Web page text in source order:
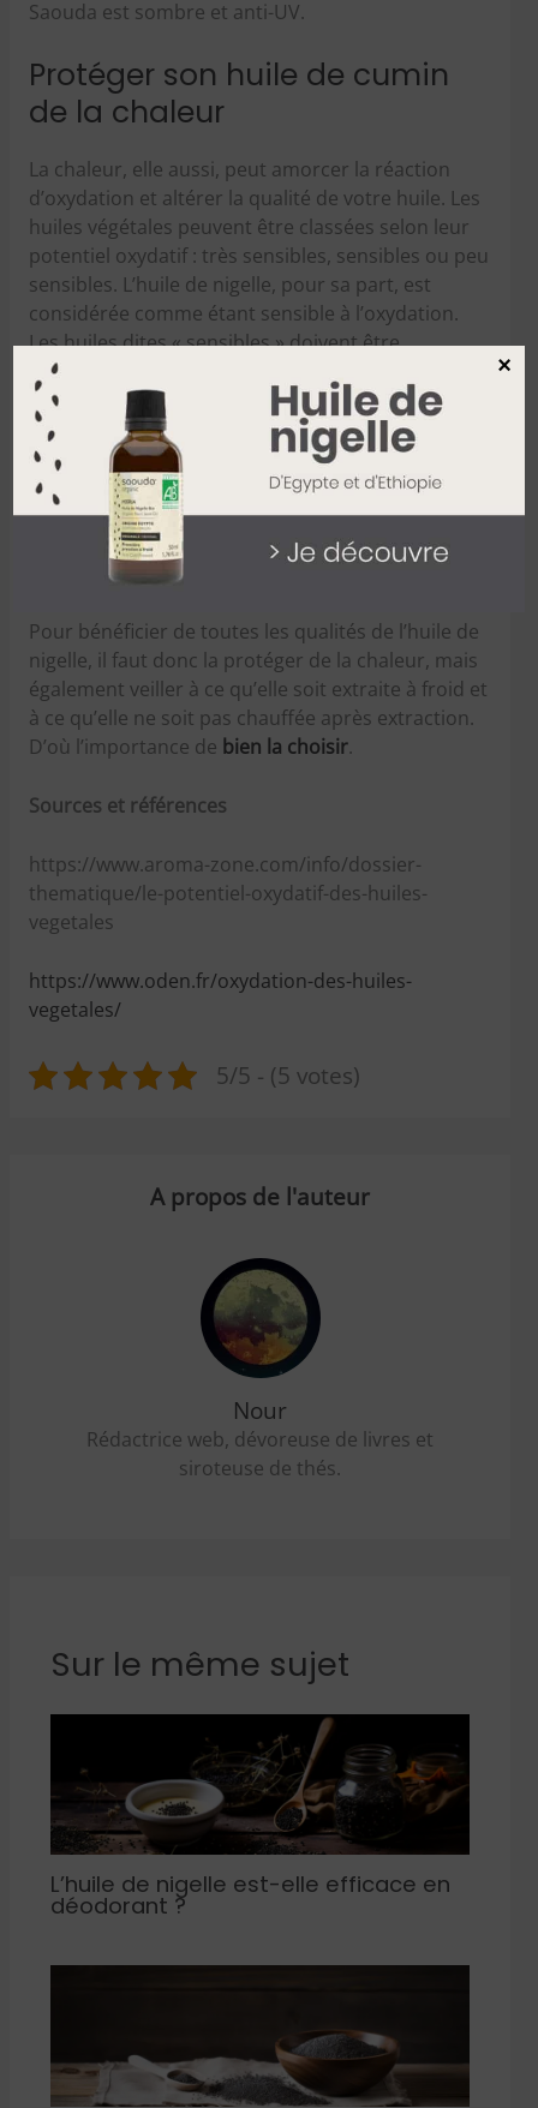
Saouda est sombre et anti-UV.
Protéger son huile de cumin
de la chaleur
La chaleur, elle aussi, peut amorcer la réaction
d’oxydation et altérer la qualité de votre huile. Les
huiles végétales peuvent être classées selon leur
potentiel oxydatif : très sensibles, sensibles ou peu
sensibles. L’huile de nigelle, pour sa part, est
considérée comme étant sensible à l’oxydation.
Les huiles dites « sensibles » doivent être
conservées dans un endroit frais (<20 °C), et
toujours à l’abri de l’air et de la lumière comme
nous l’avons mentionné précédemment.
Par ailleurs, la chaleur entraîne l’évaporation des
composés volatils ainsi que la dégradation de
certains principes actifs, notammentles vitamines
et les enzymes.
Pour bénéficier de toutes les qualités de l’huile de
nigelle, il faut donc la protéger de la chaleur, mais
également veiller à ce qu’elle soit extraite à froid et
à ce qu’elle ne soit pas chauffée après extraction.
D’où l’importance de bien la choisir.
Sources et références
https://www.aroma-zone.com/info/dossier-
thematique/le-potentiel-oxydatif-des-huiles-
vegetales
https://www.oden.fr/oxydation-des-huiles-
vegetales/
5/5 - (5 votes)
A propos de l'auteur
Nour
Rédactrice web, dévoreuse de livres et
siroteuse de thés.
Sur le même sujet
L’huile de nigelle est-elle efficace en
déodorant ?
×